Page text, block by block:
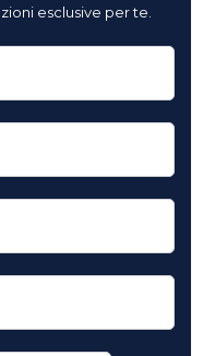
esclusive per te.